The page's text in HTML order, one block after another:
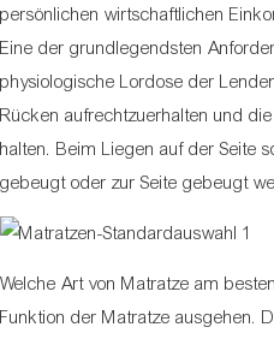
persönlichen wirtschaftlichen
Eine der grundlegendsten
physiologische Lordose der
Rücken aufrechtzuerhalten und
halten. Beim Liegen auf der Seite
gebeugt oder zur Seite gebeugt
Welche Art von Matratze am
Funktion der Matratze ausgehen.